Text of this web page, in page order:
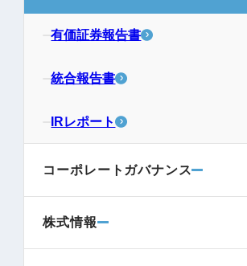
有価証券報告書
統合報告書
IRレポート
コーポレートガバナンス
株式情報